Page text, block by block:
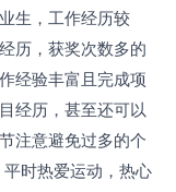
生，工作经历较
历，获奖次数多的
经验丰富且完成项
经历，甚至还可以
注意避免过多的个
时热爱运动，热心